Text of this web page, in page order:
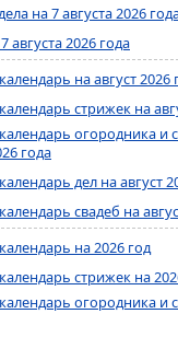
на 7 августа 2026
августа 2026 года
на август 2026
стрижек на
огородника и
года
дел на август
свадеб на
на 2026 год
стрижек на
огородника и